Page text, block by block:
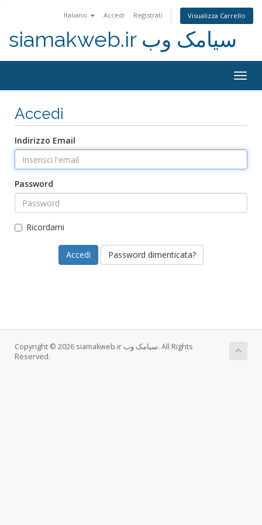
Italiano Accedi Registrati Visualizza Carrello
siamakweb.ir سیامک وب
Accedi
Indirizzo Email
Password
Ricordami
Password dimenticata?
Copyright © 2026 siamakweb.ir سیامک وب. All Rights
Reserved.